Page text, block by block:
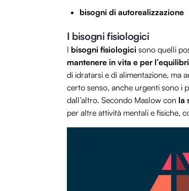
bisogni di autorealizzazione
I bisogni fisiologici
I bisogni fisiologici sono quelli
mantenere in vita e per
di idratarsi e di alimentazione, ma
certo senso, anche urgenti sono i
dall’altro. Secondo Maslow con la
per altre attività mentali e fisiche,